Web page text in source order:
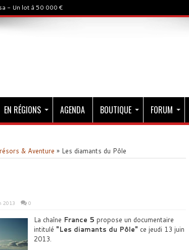
- Un lot à 50 000 €
EN RÉGIONS AGENDA BOUTIQUE FORUM
& Aventure » Les diamants du Pôle
2013 0
La chaîne France 5 propose un documentaire
intitulé
Les diamants du Pôle
ce jeudi 13 juin
2013.